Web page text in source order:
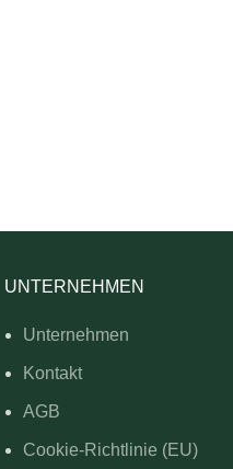
UNTERNEHMEN
Unternehmen
Kontakt
AGB
Cookie-Richtlinie (EU)